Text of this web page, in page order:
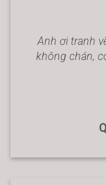
Anh ơi tranh
không chán,